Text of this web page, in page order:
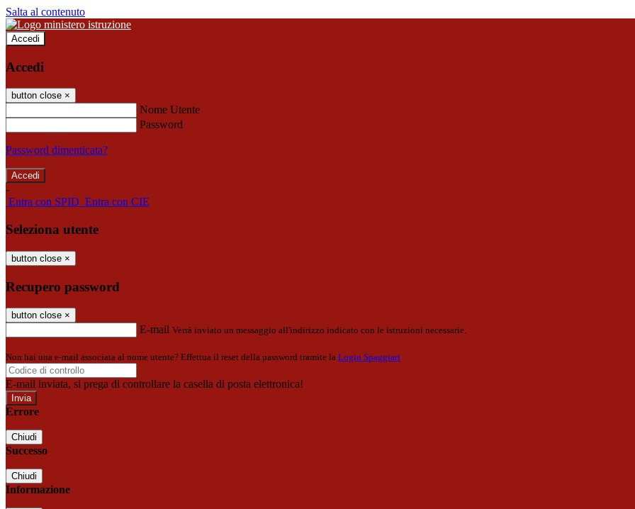
Salta al contenuto
Accedi
Accedi
button close ×
Nome Utente
Password
Password dimenticata?
-
Entra con SPID Entra con CIE
Seleziona utente
button close ×
Recupero password
button close ×
E-mail Verrà inviato un messaggio all'indirizzo indicato con le istruzioni necessarie.
Non hai una e-mail associata al nome utente? Effettua il reset della password tramite la Login Spaggiari
E-mail inviata, si prega di controllare la casella di posta elettronica!
Errore
Chiudi
Successo
Chiudi
Informazione